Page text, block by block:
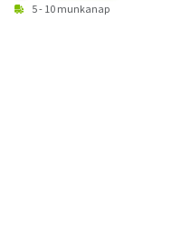
5 - 10 munkanap